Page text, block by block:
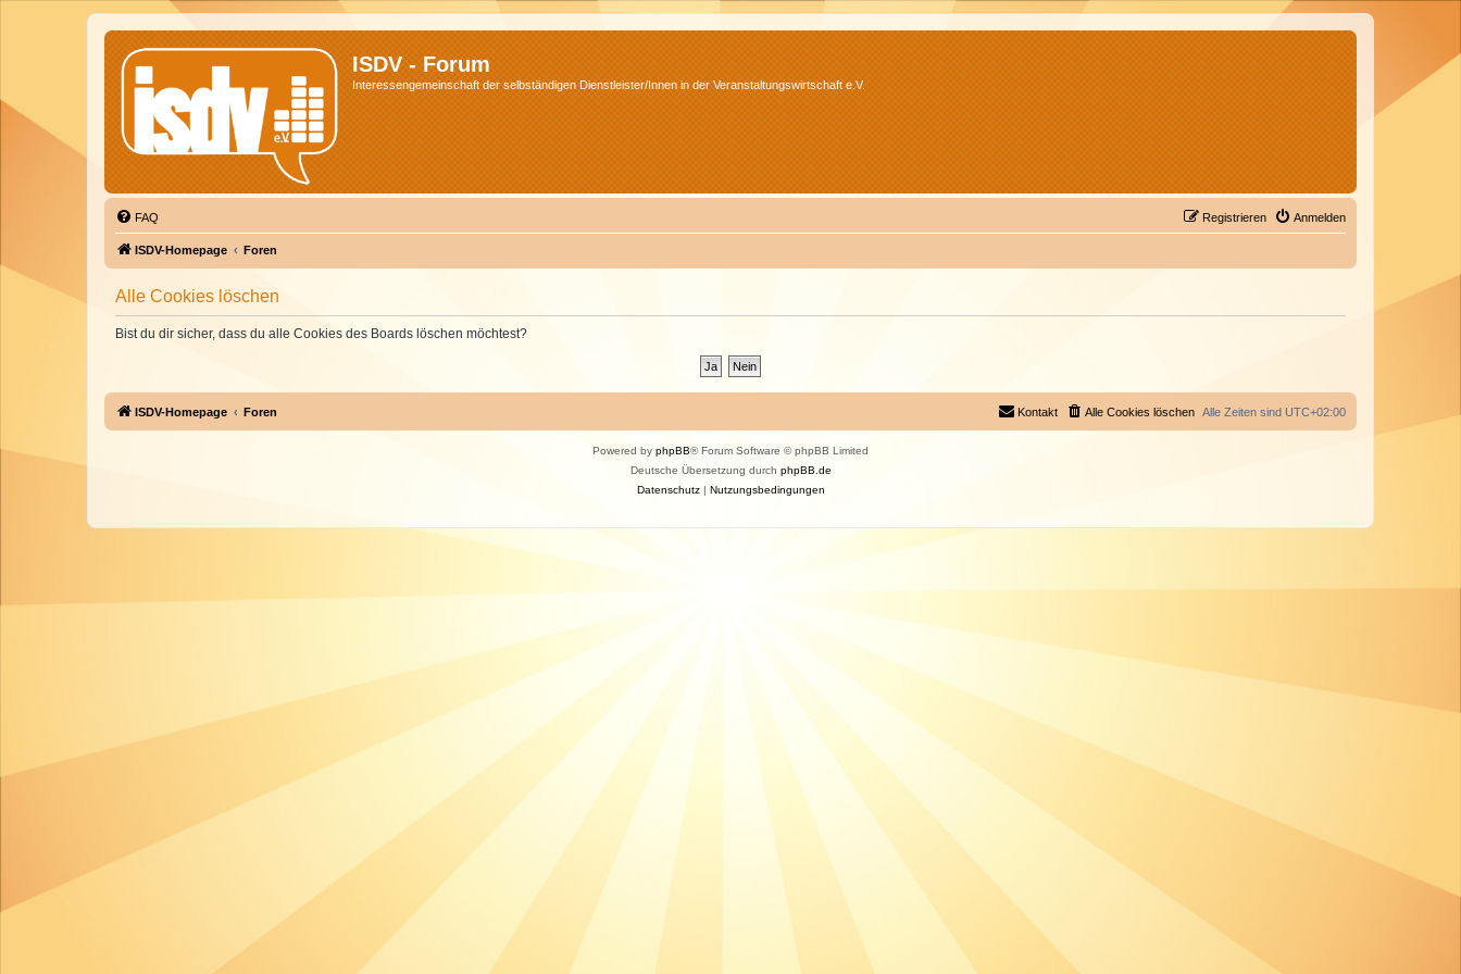
ISDV - Forum
Interessengemeinschaft der selbständigen Dienstleister/Innen in der Veranstaltungswirtschaft e.V.
FAQ Anmelden
Registrieren
ISDV-Homepage Foren
Alle Cookies löschen
Bist du dir sicher, dass du alle Cookies des Boards löschen möchtest?
ISDV-Homepage Foren Alle Zeiten sind UTC+02:00
Alle Cookies löschen
Kontakt
Powered by phpBB® Forum Software © phpBB Limited
Deutsche Übersetzung durch phpBB.de
Datenschutz| Nutzungsbedingungen